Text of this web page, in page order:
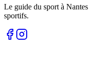
Le guide du sport à Nantes
sportifs.